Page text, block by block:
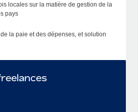
locales sur la matière de gestion de la
pays
la paie et des dépenses, et solution